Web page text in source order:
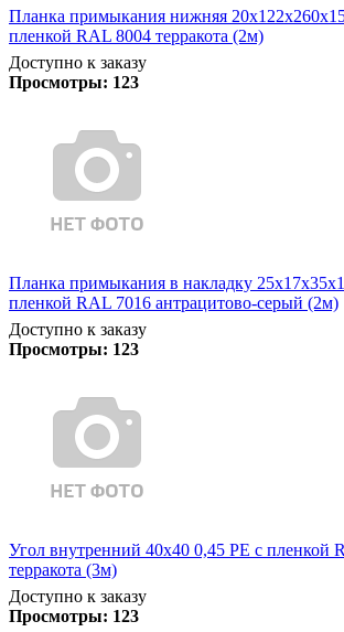
Планка примыкания нижняя
пленкой RAL 8004 терракота (2м)
Доступно к заказу
Просмотры: 123
Планка примыкания в накладку
пленкой RAL 7016 антрацитово-серый (2м)
Доступно к заказу
Просмотры: 123
Угол внутренний 40х40 0,45 PE с пленкой
терракота (3м)
Доступно к заказу
Просмотры: 123